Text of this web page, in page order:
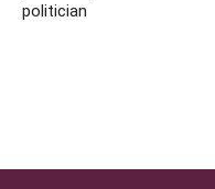
politician